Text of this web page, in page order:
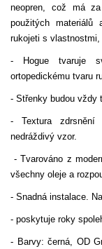
neopren, což má
použitých materiálů
rukojeti s vlastnostmi,
- Hogue tvaruje
ortopedickému tvaru
- Střenky budou vždy
- Textura zdrsnění
nedráždivý vzor.
- Tvarováno z
všechny oleje a
- Snadná instalace.
- poskytuje roky
- Barvy: černá, OD